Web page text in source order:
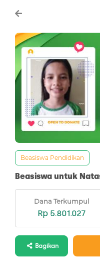
Beasiswa Pendidikan
Beasiswa untuk
Dana Terkumpul
Rp 5.801.027
Bagikan